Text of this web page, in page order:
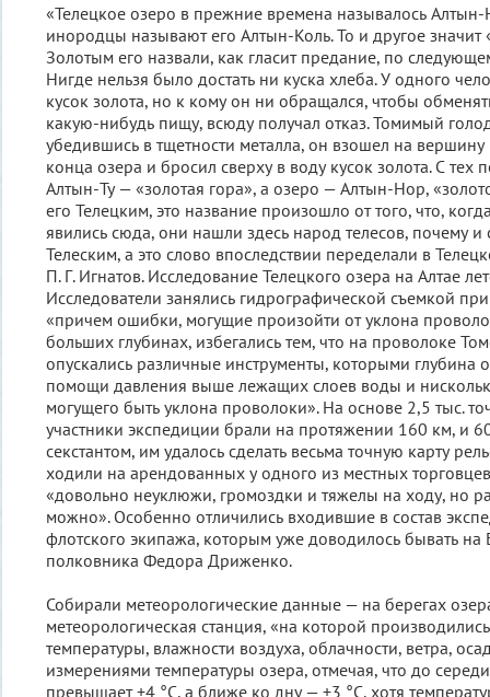
«Телецкое озеро в прежние времена называлось
инородцы называют его Алтын-Коль. То и другое значит
Золотым его назвали, как гласит предание, по
Нигде нельзя было достать ни куска хлеба. У одного
кусок золота, но к кому он ни обращался, чтобы
какую-нибудь пищу, всюду получал отказ. Томимый
убедившись в тщетности металла, он взошел на
конца озера и бросил сверху в воду кусок золота. С тех
Алтын-Ту — «золотая гора», а озеро — Алтын-Нор,
его Телецким, это название произошло от того, что,
явились сюда, они нашли здесь народ телесов, почему и
Телеским, а это слово впоследствии переделали в
П. Г. Игнатов. Исследование Телецкого озера на Алтае
Исследователи занялись гидрографической съемкой
«причем ошибки, могущие произойти от уклона
больших глубинах, избегались тем, что на проволоке
опускались различные инструменты, которыми глубина
помощи давления выше лежащих слоев воды и
могущего быть уклона проволоки». На основе 2,5 тыс.
участники экспедиции брали на протяжении 160 км, и
секстантом, им удалось сделать весьма точную карту
ходили на арендованных у одного из местных
«довольно неуклюжи, громоздки и тяжелы на ходу, но
можно». Особенно отличились входившие в состав
флотского экипажа, которым уже доводилось бывать на
полковника Федора Дриженко.
Собирали метеорологические данные — на берегах
метеорологическая станция, «на которой
температуры, влажности воздуха, облачности, ветра,
измерениями температуры озера, отмечая, что до
превышает +4 °С, а ближе ко дну — +3 °С, хотя